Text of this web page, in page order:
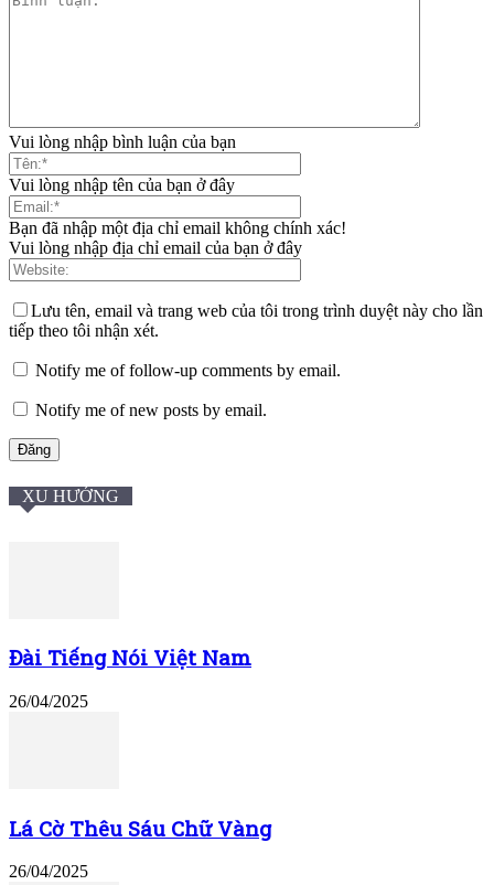
Vui lòng nhập bình luận của bạn
Vui lòng nhập tên của bạn ở đây
Bạn đã nhập một địa chỉ email không chính xác!
Vui lòng nhập địa chỉ email của bạn ở đây
Lưu tên, email và trang web của tôi trong trình duyệt này cho lần
tiếp theo tôi nhận xét.
Notify me of follow-up comments by email.
Notify me of new posts by email.
XU HƯỚNG
Đài Tiếng Nói Việt Nam
26/04/2025
Lá Cờ Thêu Sáu Chữ Vàng
26/04/2025